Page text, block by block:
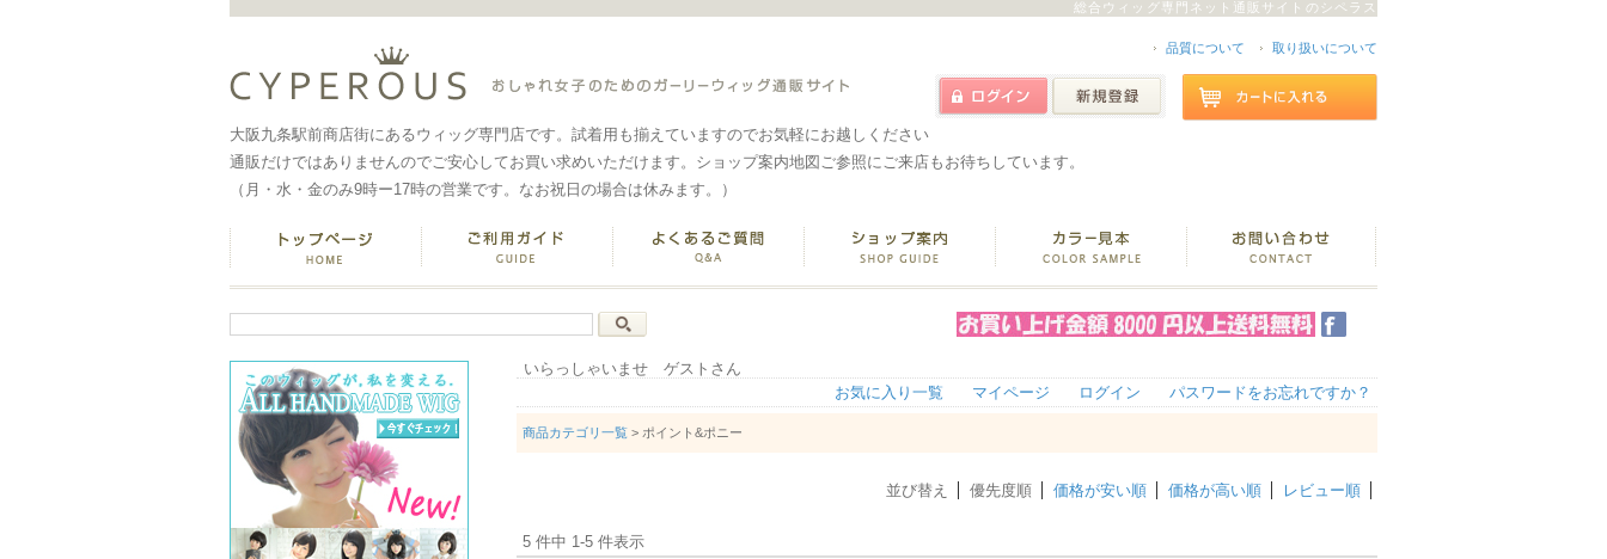
総合ウィッグ専門ネット通販サイトのシペラス
品質について 取り扱いについて
大阪九条駅前商店街にあるウィッグ専門店です。試着用も揃えていますのでお気軽にお越しください
通販だけではありませんのでご安心してお買い求めいただけます。ショップ案内地図ご参照にご来店もお待ちしています。
（月・水・金のみ9時ー17時の営業です。なお祝日の場合は休みます。）
いらっしゃいませ ゲストさん
お気に入り一覧
マイページ ログイン パスワードをお忘れですか？
商品カテゴリ一覧 > ポイント&ポニー
並び替え 優先度順 価格が安い順 価格が高い順 レビュー順
5 件中 1-5 件表示